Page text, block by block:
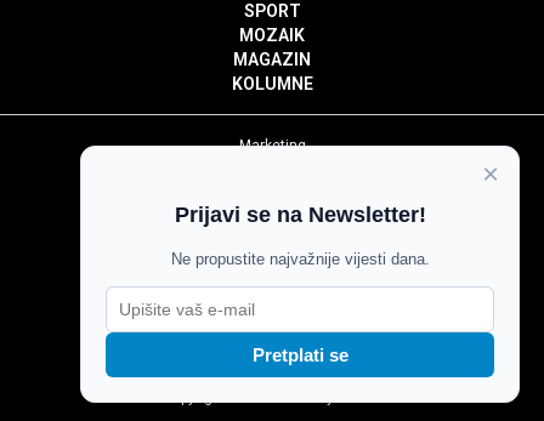
SPORT
MOZAIK
MAGAZIN
KOLUMNE
Marketing
Impressum
Pravila komentiranja
Agroglas
×
Prijavi se na Newsletter!
Ne propustite najvažnije vijesti dana.
Pretplati se